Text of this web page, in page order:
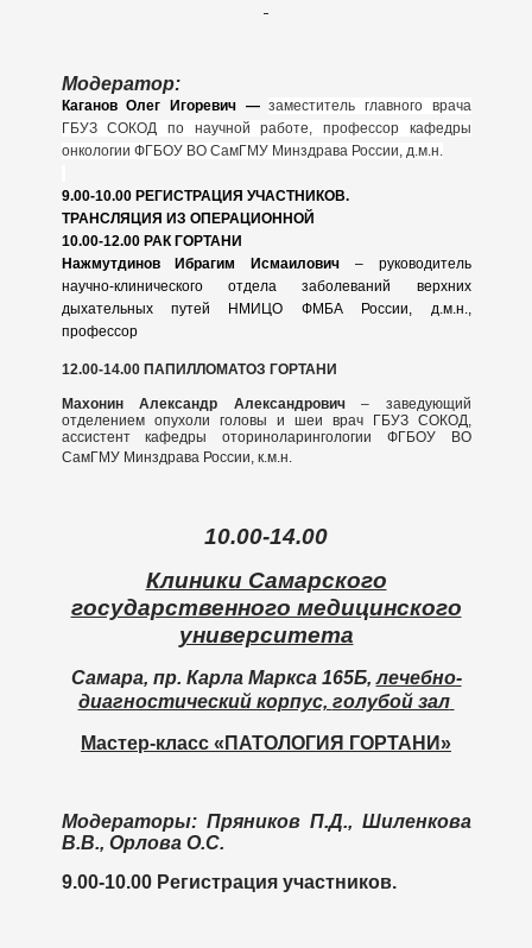
Модератор:
Каганов Олег Игоревич —заместитель главного врача
ГБУЗ СОКОД по научной работе, профессор кафедры
онкологии ФГБОУ ВО СамГМУ Минздрава России, д.м.н.
9.00-10.00 РЕГИСТРАЦИЯ УЧАСТНИКОВ.
ТРАНСЛЯЦИЯ ИЗ ОПЕРАЦИОННОЙ
10.00-12.00 РАК ГОРТАНИ
Нажмутдинов Ибрагим Исмаилович – руководитель
научно-клинического отдела заболеваний верхних
дыхательных путей НМИЦО ФМБА России
д.м.н.,
профессор
12.00-14.00 ПАПИЛЛОМАТОЗ ГОРТАНИ
Махонин Александр Александрович– заведующий
отделением опухоли головы и шеи врач ГБУЗ СОКОД,
ассистент кафедры оториноларингологии ФГБОУ ВО
СамГМУ Минздрава России, к.м.н.
10.00-14.00
Клиники Самарского
государственного медицинского
университета
Самара, пр. Карла Маркса 165Б,лечебно-
диагностический корпус, голубой зал
Мастер-класс «ПАТОЛОГИЯ ГОРТАНИ»
Модераторы: Пряников П.Д., Шиленкова
В.В., Орлова О.С.
9.00-10.00 Регистрация участников.